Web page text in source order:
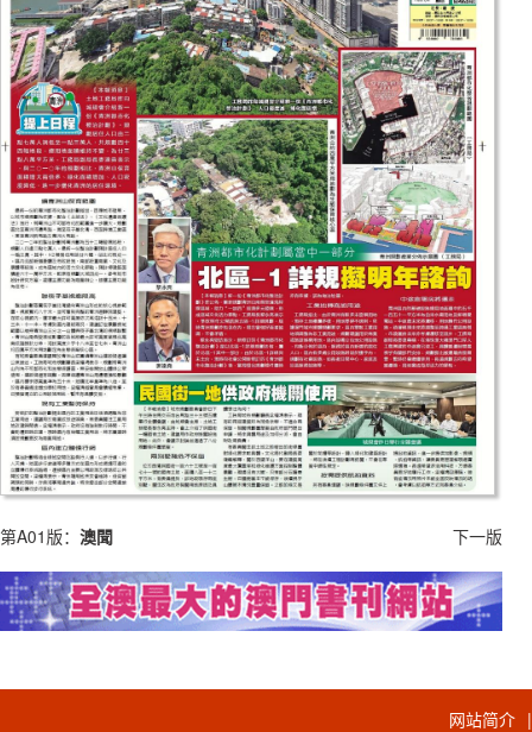
第A01版： 澳聞 下一版
网站简介